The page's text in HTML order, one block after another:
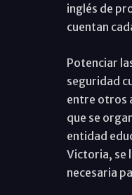
inglés de
cuentan
Potenciar
seguridad
entre otros
que se
entidad
Victoria, se
necesaria